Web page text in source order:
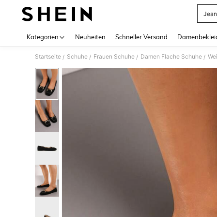
Kategorien Neuheiten Schneller Versand
Startseite / Schuhe / Frauen Schuhe / Damen Flache Schuhe /